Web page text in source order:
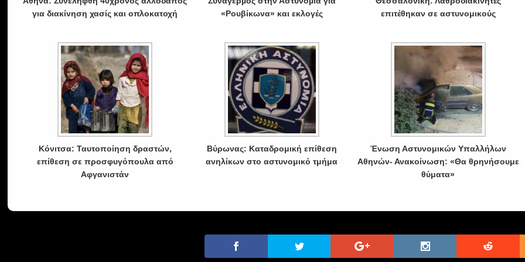
για διακίνηση χασίς και οπλοκατοχή
«Ρουβίκωνα» και εκλογές
επιτέθηκαν σε αστυνομικούς
Κόνιτσα: Ταυτοποίηση δραστών,
επίθεση σε προσφυγόπουλα από
Αφγανιστάν
Βύρωνας: Καταδρομική επίθεση
ανηλίκων στο αστυνομικό τμήμα
Ένωση Αστυνομικών Υπαλλήλων
Αθηνών- Ανακοίνωση: «Θα θρηνήσουμε
θύματα»